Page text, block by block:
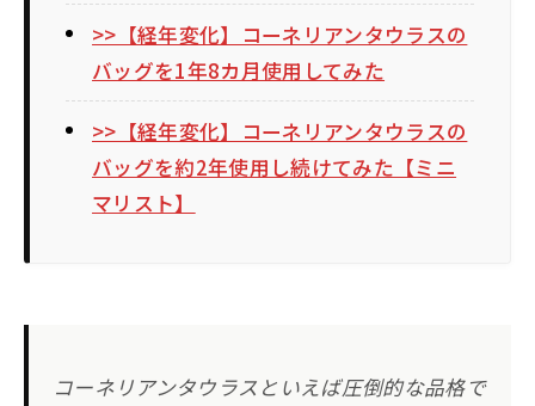
>>【経年変化】コーネリアンタウラスの
バッグを1年8カ月使用してみた
>>【経年変化】コーネリアンタウラスの
バッグを約2年使用し続けてみた【ミニ
マリスト】
コーネリアンタウラスといえば圧倒的な品格で